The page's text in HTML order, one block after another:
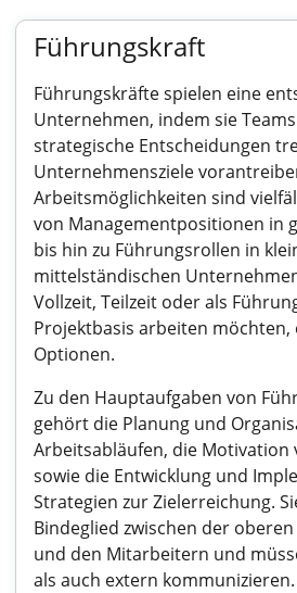
Führungskraft
Führungskräfte spielen eine
Unternehmen, indem sie
strategische Entscheidungen
Unternehmensziele
Arbeitsmöglichkeiten sind
von Managementpositionen in
bis hin zu Führungsrollen in
mittelständischen
Vollzeit, Teilzeit oder als
Projektbasis arbeiten möchten,
Optionen.
Zu den Hauptaufgaben von
gehört die Planung und
Arbeitsabläufen, die
sowie die Entwicklung und
Strategien zur Zielerreichung.
Bindeglied zwischen der
und den Mitarbeitern und
als auch extern